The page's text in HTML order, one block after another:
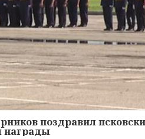
поздравил
награды